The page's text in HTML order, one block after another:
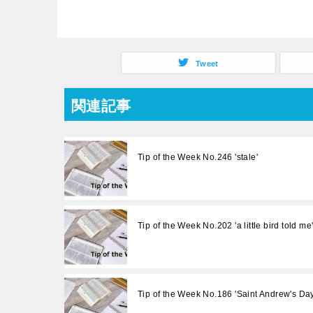
Tweet
関連記事
Tip of the Week No.246 'stale'
Tip of the Week No.202 'a little bird told me'
Tip of the Week No.186 'Saint Andrew's